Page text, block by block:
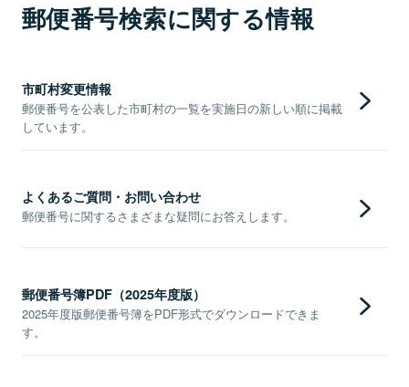
郵便番号検索に関する情報
市町村変更情報
郵便番号を公表した市町村の一覧を実施日の新しい順に掲載
しています。
よくあるご質問・お問い合わせ
郵便番号に関するさまざまな疑問にお答えします。
郵便番号簿PDF（2025年度版）
2025年度版郵便番号簿をPDF形式でダウンロードできま
す。